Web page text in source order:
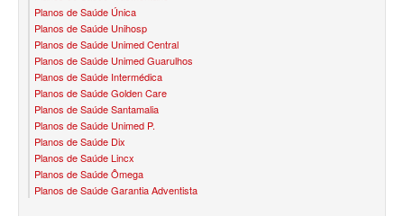
BIO SAÚDE PLANO DE SAÚDE INFANTIL
BIOVIDA PLANO DE SAÚDE INFANTIL
BLUE MED PLANO DE SAÚDE INFANTIL
CLASSES PLANO DE SAÚDE INFANTIL
CUIDAR ME PLANO DE SAÚDE INFANTIL
GARANTIA GS PLANO DE SAÚDE INFANTIL
Planos de Saúde Única
Planos de Saúde Unihosp
Planos de Saúde Unimed Central
Planos de Saúde Unimed Guarulhos
Planos de Saúde Intermédica
Planos de Saúde Golden Care
Planos de Saúde Santamalia
Planos de Saúde Unimed P.
Planos de Saúde Dix
Planos de Saúde Lincx
Planos de Saúde Ômega
Planos de Saúde Garantia Adventista